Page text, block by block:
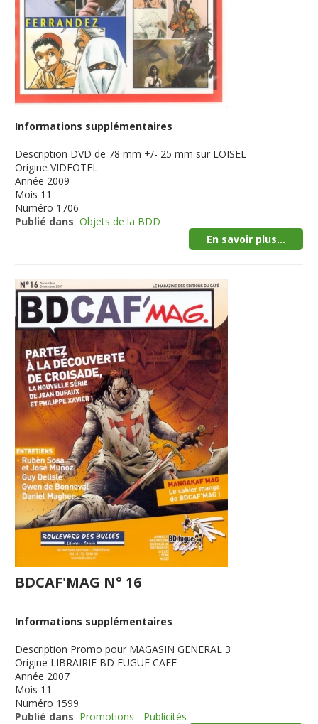
Informations supplémentaires
Description DVD de 78 mm +/- 25 mm sur LOISEL
Origine VIDEOTEL
Année 2009
Mois 11
Numéro 1706
Publié dans Objets de la BDD
En savoir plus...
BDCAF'MAG N° 16
Informations supplémentaires
Description Promo pour MAGASIN GENERAL 3
Origine LIBRAIRIE BD FUGUE CAFE
Année 2007
Mois 11
Numéro 1599
Publié dans Promotions - Publicités